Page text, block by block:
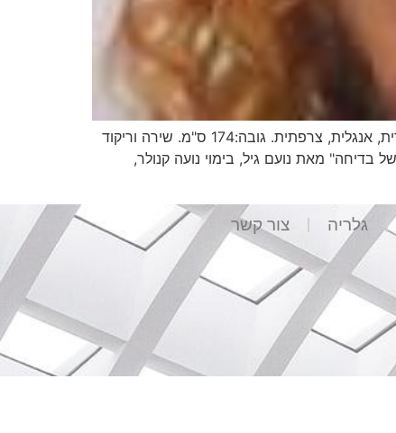
אפרת ארנון שחקנית וכותבת מערכונים בוגרת לימודי משחק בסטודיו של ניסן נתיב 1998. טלפון: 0528411711 שפות: עברית, אנגלית, צרפתית. גובה:174 ס"מ. שירה וריקוד
"בטטות" מאת ובבימוי רוני סיני "איכה" מאת ובבימוי אייל וייזר – תיאטרון תמונע 2008 "סופה של בדיחה" מאת נועם גיל, בימוי נועה קנולר,
גלריה צור קשר